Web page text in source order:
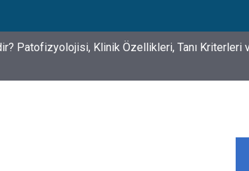
Nasıl Ortaya Çıktı? 10 Mayıs Tarihinin Hikayesi